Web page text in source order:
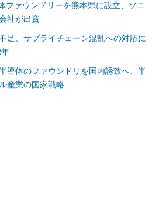
ファウンドリーを熊本県に設立、ソニ
社が出資
足、サプライチェーン混乱への対応に
導体のファウンドリを国内誘致へ、半
産業の国家戦略